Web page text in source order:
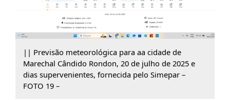
|| Previsão meteorológica para aa cidade de
Marechal Cândido Rondon, 20 de julho de 2025 e
dias supervenientes, fornecida pelo Simepar –
FOTO 19 –